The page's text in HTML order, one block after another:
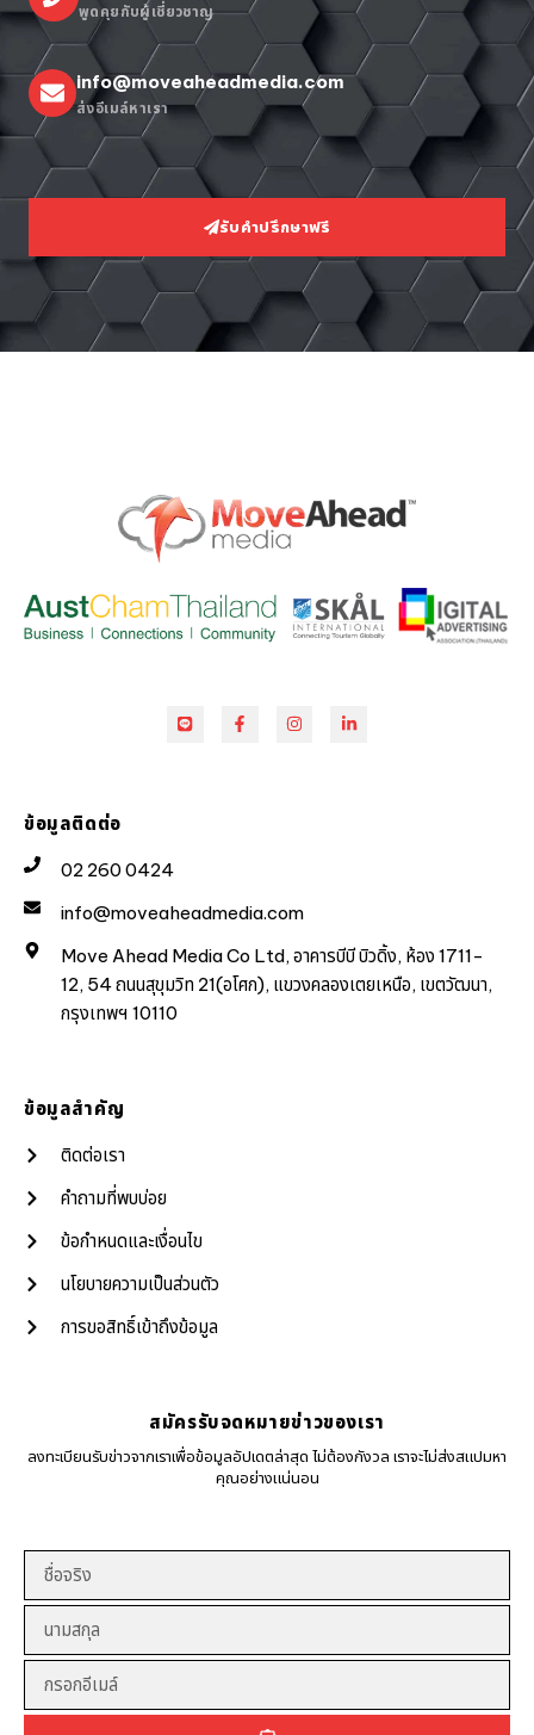
พูดคุยกับผู้เชี่ยวชาญ
info@moveaheadmedia.com
ส่งอีเมล์หาเรา
รับคำปรึกษาฟรี
ข้อมูลติดต่อ
02 260 0424
info@moveaheadmedia.com
Move Ahead Media Co Ltd, อาคารบีบี บิวดิ้ง, ห้อง 1711-
12, 54 ถนนสุขุมวิท 21(อโศก), แขวงคลองเตยเหนือ, เขตวัฒนา,
กรุงเทพฯ 10110
ข้อมูลสำคัญ
ติดต่อเรา
คำถามที่พบบ่อย
ข้อกำหนดและเงื่อนไข
นโยบายความเป็นส่วนตัว
การขอสิทธิ์เข้าถึงข้อมูล
สมัครรับจดหมายข่าวของเรา
ลงทะเบียนรับข่าวจากเราเพื่อข้อมูลอัปเดตล่าสุด ไม่ต้องกังวล เราจะไม่ส่งสแปมหา
คุณอย่างแน่นอน